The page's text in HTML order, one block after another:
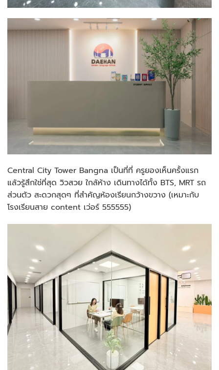
Central City Tower Bangna เป็นที่ที่ ครูยองเห็นครั้งแรก
แล้วรู้สึกใช่ที่สุด วิวสวย ใกล้ห้าง เดินทางได้ทั้ง BTS, MRT รถ
ส่วนตัว สะดวกสุดๆ ที่สำคัญห้องเรียนกว้างขวาง (เหมาะกับ
โรงเรียนสาย content เว่อร์ 555555)